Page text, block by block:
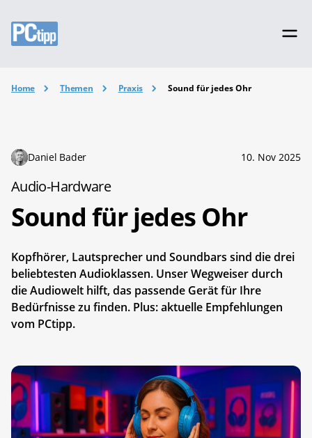
Home Themen Praxis Sound für jedes Ohr
Daniel Bader 10. Nov 2025
Audio-Hardware
Sound für jedes Ohr
Kopfhörer, Lautsprecher und Soundbars sind die drei
beliebtesten Audioklassen. Unser Wegweiser durch
die Audiowelt hilft, das passende Gerät für Ihre
Bedürfnisse zu finden. Plus: aktuelle Empfehlungen
vom PCtipp.